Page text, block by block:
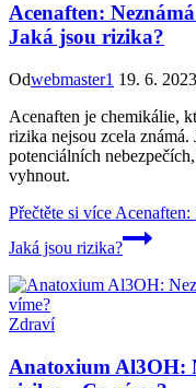
Acenaften:
Jaká jsou rizika?
Odwebmaster1 19. 6. 2023
Acenaften je chemikálie,
rizika nejsou zcela
potenciálních
vyhnout.
Přečtěte si více Acenaften:
Jaká jsou rizika?
Zdraví
Anatoxium Al3OH: